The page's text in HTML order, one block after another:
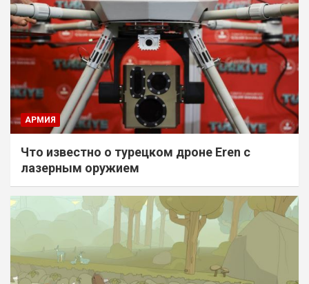
АРМИЯ
Что известно о турецком дроне Eren с
лазерным оружием